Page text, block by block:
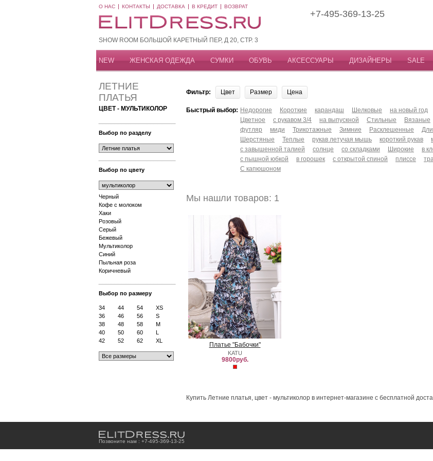
О НАС КОНТАКТЫ ДОСТАВКА В КРЕДИТ ВОЗВРАТ
SHOW ROOM БОЛЬШОЙ КАРЕТНЫЙ ПЕР, Д 20, СТР. 3
+7-495-369-13-25
NEW ЖЕНСКАЯ ОДЕЖДА СУМКИ ОБУВЬ АКСЕССУАРЫ ДИЗАЙНЕРЫ SALE
ЛЕТНИЕ
ПЛАТЬЯ
ЦВЕТ - МУЛЬТИКОЛОР
Выбор по разделу
Выбор по цвету
Черный
Кофе с молоком
Хаки
Розовый
Серый
Бежевый
Мультиколор
Синий
Пыльная роза
Коричневый
Выбор по размеру
34 44 54
XS
36
46 56
S
38
48 58
M
40
50 60
L
42
52 62 XL
Фильтр: Цвет Размер Цена
Быстрый выбор: Недорогие Короткие карандаш Шелковые на новый год
Цветное
с рукавом 3/4 на выпускной Стильные Вязаные
футляр
миди Трикотажные Зимние Расклешенные
Шерстяные
Теплые рукав летучая мышь короткий рукав
с завышенной талией
солнце со складками Широкие в
с пышной юбкой
в горошек с открытой спиной плиссе
С капюшоном
Мы нашли товаров: 1
Платье "Бабочки"
KATU
9800руб.
Купить Летние платья, цвет - мультиколор в интернет-магазине с бесплатной
Позвоните нам : +7-495-369-13-25